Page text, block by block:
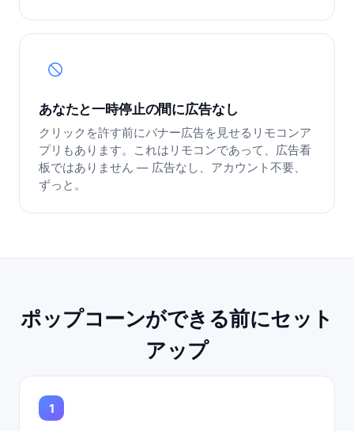
あなたと一時停止の間に広告なし
クリックを許す前にバナー広告を見せるリモコンア
プリもあります。これはリモコンであって、広告看
板ではありません — 広告なし、アカウント不要、
ずっと。
ポップコーンができる前にセット
アップ